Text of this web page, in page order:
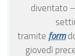
diventato
tramite form
giovedì